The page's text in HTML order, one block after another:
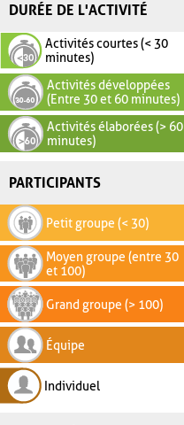
DURÉE DE L'ACTIVITÉ
Activités courtes (< 30
minutes)
Activités développées
(Entre 30 et 60 minutes)
Activités élaborées (> 60
minutes)
PARTICIPANTS
Petit groupe (< 30)
Moyen groupe (entre 30
et 100)
Grand groupe (> 100)
Équipe
Individuel